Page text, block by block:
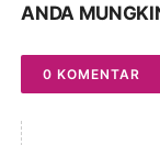
ANDA
0 KOMENTAR